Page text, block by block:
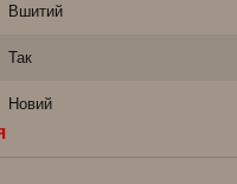
Вшитий
Так
Новий